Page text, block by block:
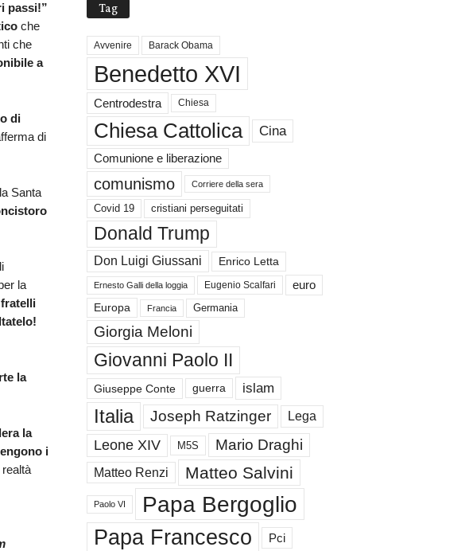
passi!”
che
che
a
di
di
Santa
la
la
la
i
Tag
Avvenire Barack Obama
Benedetto XVI
Centrodestra Chiesa
Chiesa Cattolica Cina
Comunione e liberazione
comunismo Corriere della sera
Covid 19 cristiani perseguitati
Donald Trump
Don Luigi Giussani Enrico Letta
Ernesto Galli della loggia Eugenio Scalfari euro
Europa Francia Germania
Giorgia Meloni
Giovanni Paolo II
Giuseppe Conte guerra islam
Italia Joseph Ratzinger Lega
Leone XIV M5S Mario Draghi
Matteo Renzi Matteo Salvini
Paolo VI Papa Bergoglio
Papa Francesco Pci